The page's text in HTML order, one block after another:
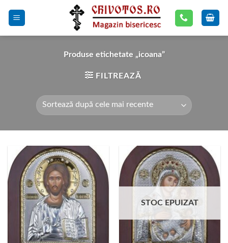
Produse etichetate „icoana”
FILTREAZĂ
STOC EPUIZAT